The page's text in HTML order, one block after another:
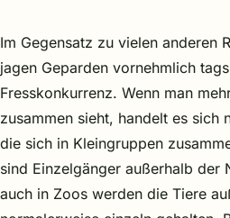
Im Gegensatz zu vielen anderen
jagen Geparden vornehmlich
Fresskonkurrenz. Wenn man
zusammen sieht, handelt es sich
die sich in Kleingruppen
sind Einzelgänger außerhalb der
auch in Zoos werden die Tiere